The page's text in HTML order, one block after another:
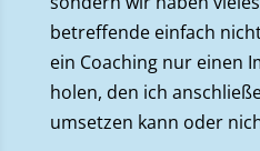
betreffende einfach
ein Coaching nur einen
holen, den ich
umsetzen kann oder